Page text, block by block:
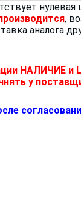
нулевая
,
аналога
НАЛИЧИЕ и
у